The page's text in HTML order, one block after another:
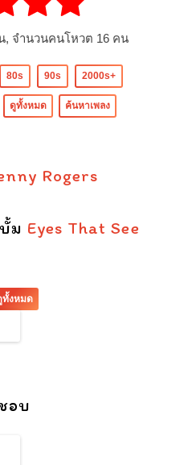
, จำนวนคนโหวต 16 คน
80s 90s 2000s+
ดูทั้งหมด ค้นหาเพลง
Rogers
ม Eyes That See
ทั้งหมด
อบ